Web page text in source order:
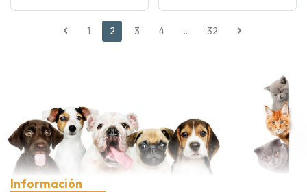
1 2 3 4 .. 32
Información